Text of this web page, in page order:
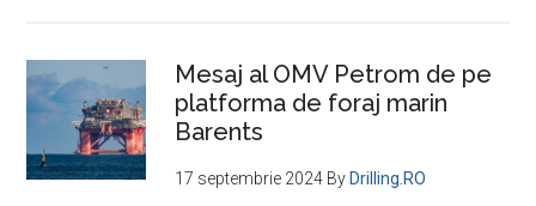
Mesaj al OMV Petrom de pe
platforma de foraj marin
Barents
17 septembrie 2024 By Drilling.RO